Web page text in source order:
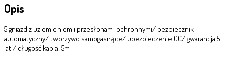
Opis
5 gniazd z uziemieniem i przesłonami ochronnymi/ bezpiecznik
automatyczny/ tworzywo samogasnące/ ubezpieczenie OC/ gwarancja 5
lat / długość kabla: 5m